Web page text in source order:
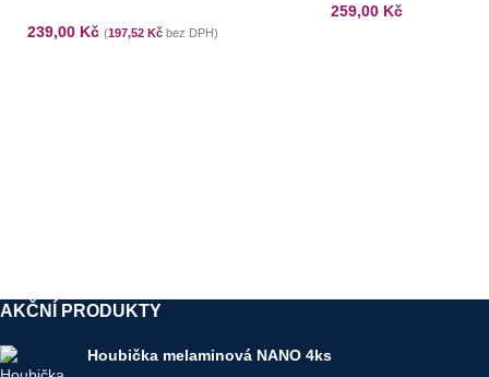
239,00 Kč (197,52 Kčbez DPH)
259,00 Kč
AKČNÍ PRODUKTY
Houbička melaminová NANO 4ks